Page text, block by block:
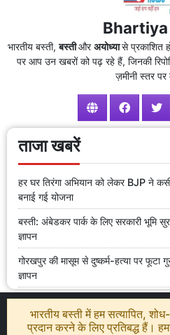
भारतीय बस्ती,बस्तीऔरअयोध्यासे प्रकाशित
पर आप उन खबरों को पढ़ रहे हैं, जिनकी
ज़मीनी स्तर पर
ताजा खबरें
हर घर तिरंगा अभियान को लेकर BJP ने
बनाई गई योजना
बस्ती: अंबेडकर पार्क के लिए सरकारी भूमि
ज्ञापन
गोरखपुर की मासूम से दुष्कर्म-हत्या पर फूटा
ज्ञापन
भारतीय बस्ती में हम सत्यापित,
प्रदान करने के लिए प्रतिबद्ध हैं।